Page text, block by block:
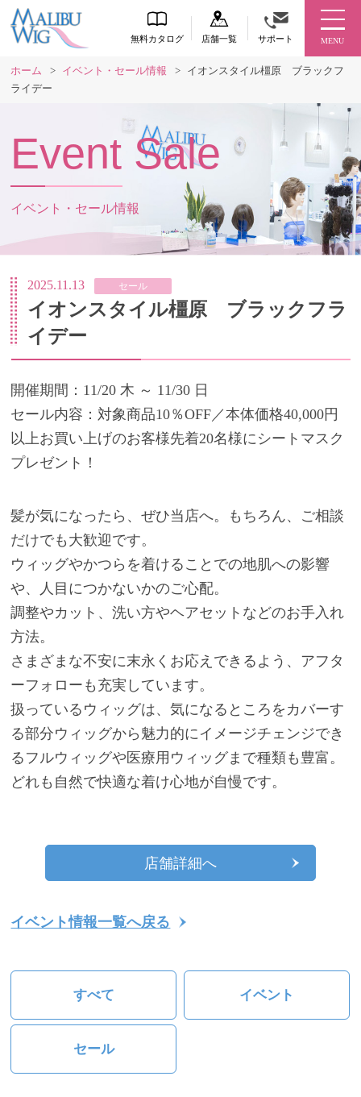
無料カタログ 店舗一覧 サポート MENU
ホーム > イベント・セール情報 > イオンスタイル橿原 ブラックフ
ライデー
Event Sale
イベント・セール情報
2025.11.13 セール
イオンスタイル橿原 ブラックフラ
イデー
開催期間：11/20 木 ～ 11/30 日
セール内容：対象商品10％OFF／本体価格40,000円
以上お買い上げのお客様先着20名様にシートマスク
プレゼント！
髪が気になったら、ぜひ当店へ。もちろん、ご相談
だけでも大歓迎です。
ウィッグやかつらを着けることでの地肌への影響
や、人目につかないかのご心配。
調整やカット、洗い方やヘアセットなどのお手入れ
方法。
さまざまな不安に末永くお応えできるよう、アフタ
ーフォローも充実しています。
扱っているウィッグは、気になるところをカバーす
る部分ウィッグから魅力的にイメージチェンジでき
るフルウィッグや医療用ウィッグまで種類も豊富。
どれも自然で快適な着け心地が自慢です。
店舗詳細へ
イベント情報一覧へ戻る
すべて イベント
セール